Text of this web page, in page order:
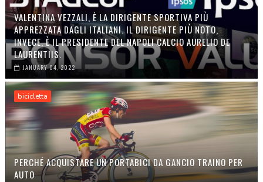
VALENTINA VEZZALI, È LA DIRIGENTE SPORTIVA PIÙ
APPREZZATA DAGLI ITALIANI. IL DIRIGENTE PIÙ NOTO,
INVECE, È IL PRESIDENTE DEL NAPOLI CALCIO AURELIO DE
LAURENTIIS.
JANUARY 04, 2022
bicicletta
PERCHÉ ACQUISTARE UN PORTABICI DA GANCIO TRAINO PER
AUTO